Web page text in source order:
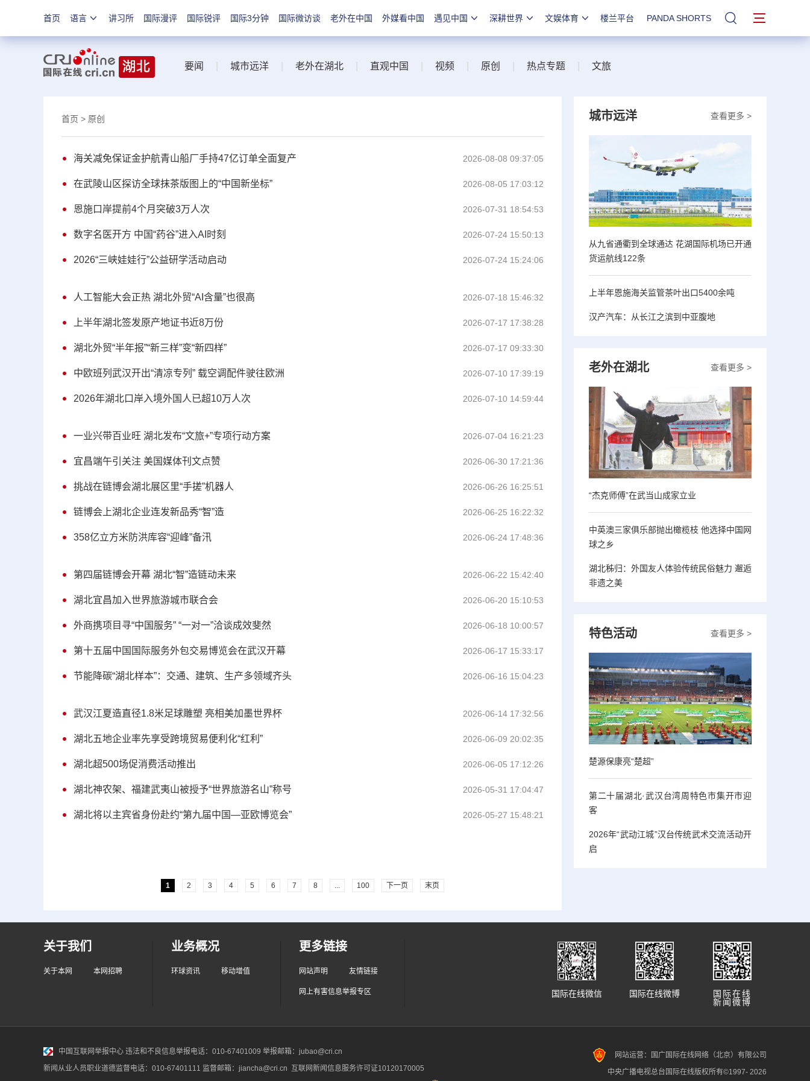
首页 语言 讲习所 国际漫评 国际锐评 国际3分钟 国际微访谈 老外在中国 外媒看中国 遇见中国 深耕世界 文娱体育 楼兰平台 PANDA SHORTS 站内搜索
要闻 城市远洋 老外在湖北 直观中国 视频 原创 热点专题 文旅
首页 > 原创
海关减免保证金护航青山船厂手持47亿订单全面复产 2026-08-08 09:37:05
在武陵山区探访全球抹茶版图上的“中国新坐标” 2026-08-05 17:03:12
恩施口岸提前4个月突破3万人次 2026-07-31 18:54:53
数字名医开方 中国“药谷”进入AI时刻 2026-07-24 15:50:13
2026“三峡娃娃行”公益研学活动启动 2026-07-24 15:24:06
人工智能大会正热 湖北外贸“AI含量”也很高 2026-07-18 15:46:32
上半年湖北签发原产地证书近8万份 2026-07-17 17:38:28
湖北外贸“半年报”“新三样”变“新四样” 2026-07-17 09:33:30
中欧班列武汉开出“清凉专列” 载空调配件驶往欧洲 2026-07-10 17:39:19
2026年湖北口岸入境外国人已超10万人次 2026-07-10 14:59:44
一业兴带百业旺 湖北发布“文旅+”专项行动方案 2026-07-04 16:21:23
宜昌端午引关注 美国媒体刊文点赞 2026-06-30 17:21:36
挑战在链博会湖北展区里“手搓”机器人 2026-06-26 16:25:51
链博会上湖北企业连发新品秀“智”造 2026-06-25 16:22:32
358亿立方米防洪库容“迎峰”备汛 2026-06-24 17:48:36
第四届链博会开幕 湖北“智”造链动未来 2026-06-22 15:42:40
湖北宜昌加入世界旅游城市联合会 2026-06-20 15:10:53
外商携项目寻“中国服务” “一对一”洽谈成效斐然 2026-06-18 10:00:57
第十五届中国国际服务外包交易博览会在武汉开幕 2026-06-17 15:33:17
节能降碳“湖北样本”：交通、建筑、生产多领域齐头 2026-06-16 15:04:23
武汉江夏造直径1.8米足球雕塑 亮相美加墨世界杯 2026-06-14 17:32:56
湖北五地企业率先享受跨境贸易便利化“红利” 2026-06-09 20:02:35
湖北超500场促消费活动推出 2026-06-05 17:12:26
湖北神农架、福建武夷山被授予“世界旅游名山”称号 2026-05-31 17:04:47
湖北将以主宾省身份赴约“第九届中国—亚欧博览会” 2026-05-27 15:48:21
1 2 3 4 5 6 7 8 ... 100 下一页 末页
查看更多 >
城市远洋
从九省通衢到全球通达 花湖国际机场已开通
货运航线122条
上半年恩施海关监管茶叶出口5400余吨
汉产汽车：从长江之滨到中亚腹地
查看更多 >
老外在湖北
“杰克师傅”在武当山成家立业
中英澳三家俱乐部抛出橄榄枝 他选择中国网
球之乡
湖北秭归：外国友人体验传统民俗魅力 邂逅
非遗之美
查看更多 >
特色活动
楚源保康亮“楚超”
第二十届湖北·武汉台湾周特色市集开市迎
客
2026年“武动江城”汉台传统武术交流活动开
启
关于我们
关于本网 本网招聘
业务概况
环球资讯 移动增值
更多链接
网站声明 友情链接
网上有害信息举报专区
国际在线
新闻微博
国际在线微博
国际在线微信
中国互联网举报中心 违法和不良信息举报电话：010-67401009 举报邮箱：jubao@cri.cn
新闻从业人员职业道德监督电话：010-67401111 监督邮箱：jiancha@cri.cn 互联网新闻信息服务许可证10120170005
网站运营：国广国际在线网络（北京）有限公司
中央广播电视总台国际在线版权所有©1997- 2026